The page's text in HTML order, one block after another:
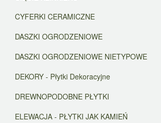
CYFERKI CERAMICZNE
DASZKI OGRODZENIOWE
DASZKI OGRODZENIOWE NIETYPOWE
DEKORY - Płytki Dekoracyjne
DREWNOPODOBNE PŁYTKI
ELEWACJA - PŁYTKI JAK KAMIEŃ